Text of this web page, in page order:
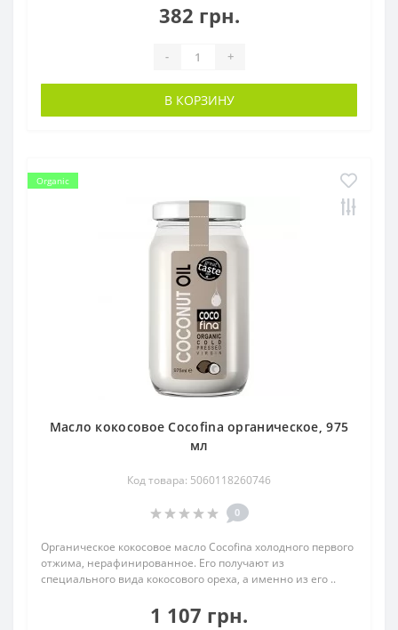
382 грн.
- +
В КОРЗИНУ
Organic
Масло кокосовое Cocofina органическое, 975
мл
Код товара: 5060118260746
0
Органическое кокосовое масло Cocofina холодного первого
отжима, нерафинированное. Его получают из
специального вида кокосового ореха, а именно из его ..
1 107 грн.